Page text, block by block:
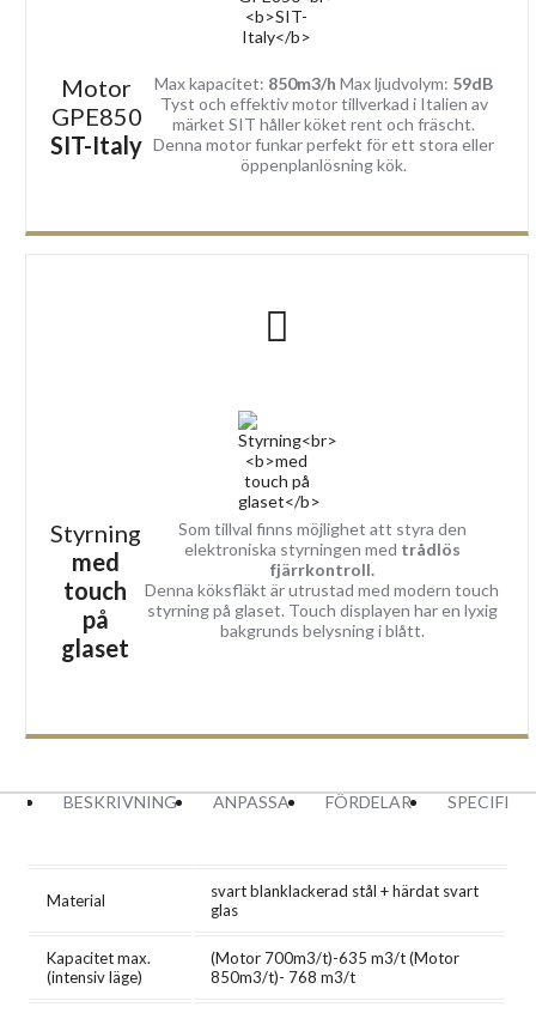
Motor
GPE850
SIT-Italy
Max kapacitet: 850m3/h Max ljudvolym: 59dB
Tyst och effektiv motor tillverkad i Italien av
märket SIT håller köket rent och fräscht.
Denna motor funkar perfekt för ett stora eller
öppenplanlösning kök.
Styrning
med
touch
på
glaset
Som tillval finns möjlighet att styra den
elektroniska styrningen med trådlös
fjärrkontroll.
Denna köksfläkt är utrustad med modern touch
styrning på glaset. Touch displayen har en lyxig
bakgrunds belysning i blått.
BESKRIVNING ANPASSA FÖRDELAR
Material
svart blanklackerad stål + härdat svart
glas
Kapacitet max.
(intensiv läge)
(Motor 700m3/t)-635 m3/t (Motor
850m3/t)- 768 m3/t